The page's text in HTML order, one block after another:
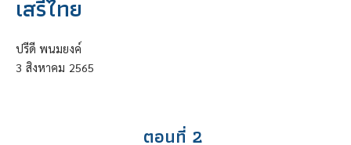
เสรีไทย
ปรีดี พนมยงค์
3 สิงหาคม 2565
ตอนที่ 2